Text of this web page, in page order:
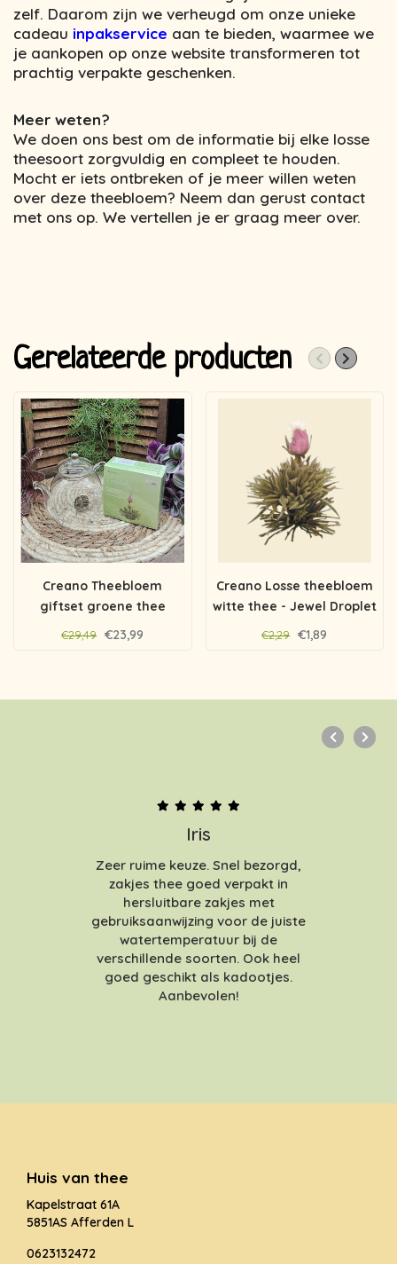
zelf. Daarom zijn we verheugd om onze unieke
cadeau inpakservice aan te bieden, waarmee we
je aankopen op onze website transformeren tot
prachtig verpakte geschenken.
Meer weten?
We doen ons best om de informatie bij elke losse
theesoort zorgvuldig en compleet te houden.
Mocht er iets ontbreken of je meer willen weten
over deze theebloem? Neem dan gerust contact
met ons op. We vertellen je er graag meer over.
Gerelateerde producten
Creano Theebloem
giftset groene thee
€29,49 €23,99
Creano Losse theebloem
witte thee - Jewel Droplet
€2,29 €1,89
Iris
Zeer ruime keuze. Snel bezorgd,
zakjes thee goed verpakt in
hersluitbare zakjes met
gebruiksaanwijzing voor de juiste
watertemperatuur bij de
verschillende soorten. Ook heel
goed geschikt als kadootjes.
Aanbevolen!
Huis van thee
Kapelstraat 61A
5851AS Afferden L
0623132472